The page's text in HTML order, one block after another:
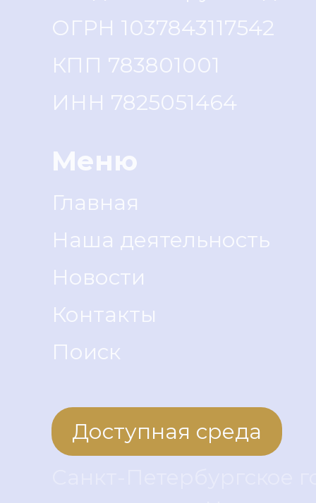
ОГРН 1037843117542
КПП 783801001
ИНН 7825051464
Меню
Главная
Наша деятельность
Новости
Контакты
Поиск
Доступная среда